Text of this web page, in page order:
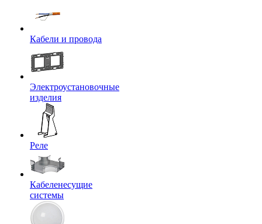
Кабели и провода
Электроустановочные
изделия
Реле
Кабеленесущие
системы